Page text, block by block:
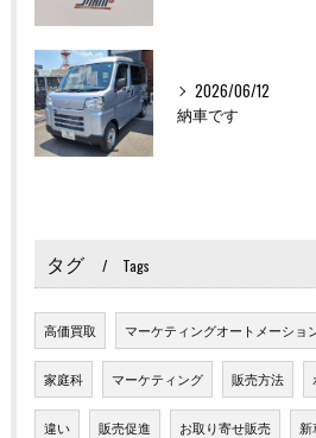
2026/06/12
納車です
タグ Tags
高価買取 マーケティングオートメーショ
家庭科 マーケティング 販売方法
違い 販売促進 お取り寄せ販売